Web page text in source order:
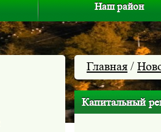
Наш район
Главная /
Капитальный